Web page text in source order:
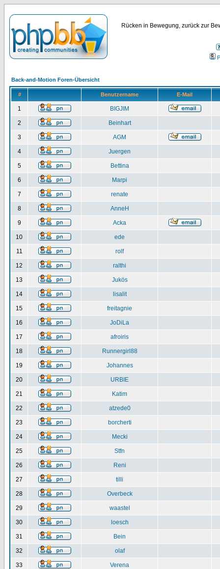
Rücken in Bewegung, zurück zur
Back-and-Motion Foren-Übersicht
# Benutzername E-Mail
1 BIGJIM
2 Beinhart
3 AGM
4 Juergen
5 Bettina
6 Marpi
7 renate
8 AnneH
9 Acka
10 ede
11 rolf
12 ralthi
13 Jukös
14 lisalit
15 freitagnie
16 JoDiLa
17 afroiris
18 Runnergirl88
19 Johannes
20 URBIE
21 Katim
22 atzede0
23 borcherti
24 Mecki
25 Stfn
26 Reni
27 tilli
28 Overbeck
29 waastel
30 loesch
31 Bein
32 olaf
33 Verena